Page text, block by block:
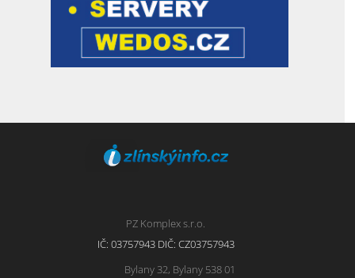
PZ Komplex s.r.o.
IČ: 03757943 DIČ: CZ03757943
Bylany 32, Bylany 538 01